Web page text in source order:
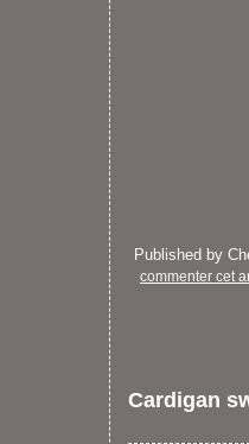
Published by
commenter cet
Cardigan